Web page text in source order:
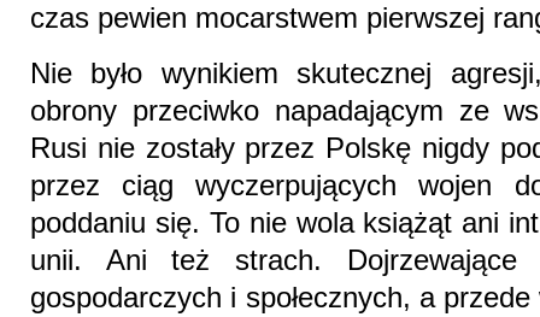
czas pewien mocarstwem pierwszej
Nie było wynikiem skutecznej
obrony przeciwko napadającym ze
Rusi nie zostały przez Polskę nigdy
przez ciąg wyczerpujących wojen
poddaniu się. To nie wola książąt ani
unii. Ani też strach. Dojrzewające
gospodarczych i społecznych, a